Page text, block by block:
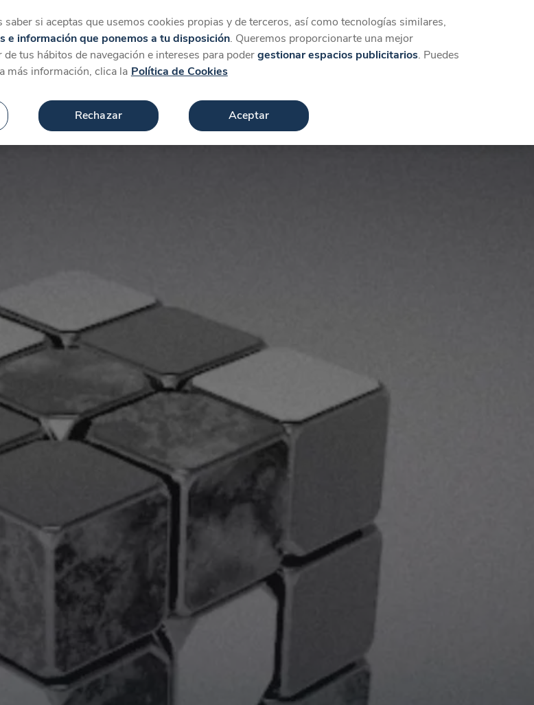
Más Iniciar sesión Crear cuenta
saber si aceptas que usemos cookies propias y de terceros, así como tecnologías similares,
e información que ponemos a tu disposición. Queremos proporcionarte una mejor
tus hábitos de navegación e intereses para podergestionar espacios publicitarios. Puedes
más información, clica la Política de Cookies
Rechazar Aceptar